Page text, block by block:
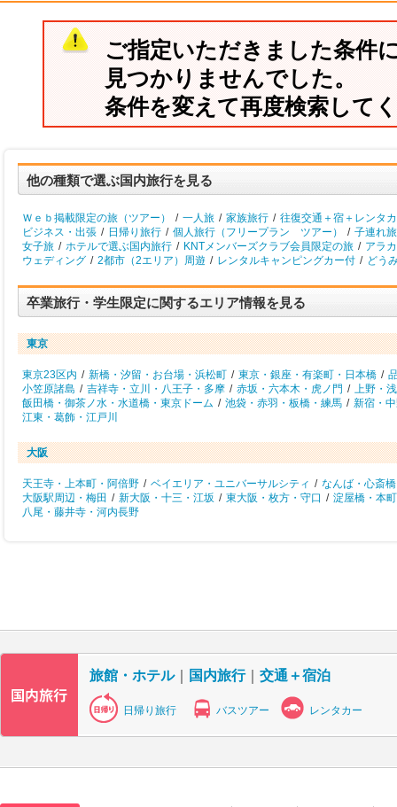
ご指定いただきました条件
見つかりませんでした。
条件を変えて再度検索して
他の種類で選ぶ国内旅行を見る
Ｗｅｂ掲載限定の旅（ツアー） / 一人旅 / 家族旅行 / 往復交通＋宿＋レンタ
ビジネス・出張 / 日帰り旅行 / 個人旅行（フリープラン ツアー） / 子連れ
女子旅 / ホテルで選ぶ国内旅行 / KNTメンバーズクラブ会員限定の旅 / アラ
ウェディング / 2都市（2エリア）周遊 / レンタルキャンピングカー付 / どう
卒業旅行・学生限定に関するエリア情報を見る
東京
東京23区内 / 新橋・汐留・お台場・浜松町 / 東京・銀座・有楽町・日本橋 /
小笠原諸島 / 吉祥寺・立川・八王子・多摩 / 赤坂・六本木・虎ノ門 / 上野・
飯田橋・御茶ノ水・水道橋・東京ドーム / 池袋・赤羽・板橋・練馬 / 新宿・
江東・葛飾・江戸川
大阪
天王寺・上本町・阿倍野 / ベイエリア・ユニバーサルシティ / なんば・心斎橋
大阪駅周辺・梅田 / 新大阪・十三・江坂 / 東大阪・枚方・守口 / 淀屋橋・本
八尾・藤井寺・河内長野
旅館・ホテル｜ 国内旅行｜ 交通＋宿泊
日帰り旅行 バスツアー レンタカー